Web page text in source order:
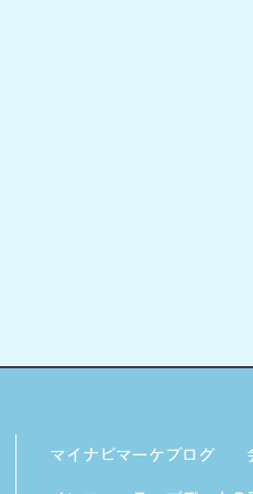
マイナビマーケブログ